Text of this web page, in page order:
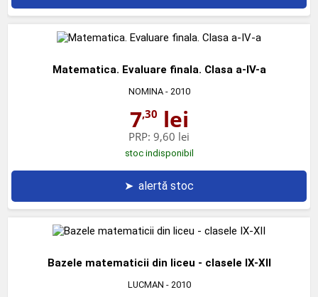
Matematica. Evaluare finala. Clasa a-IV-a
NOMINA- 2010
7,30 lei
PRP: 9,60 lei
stoc indisponibil
➤ alertă stoc
Bazele matematicii din liceu - clasele IX-XII
LUCMAN - 2010